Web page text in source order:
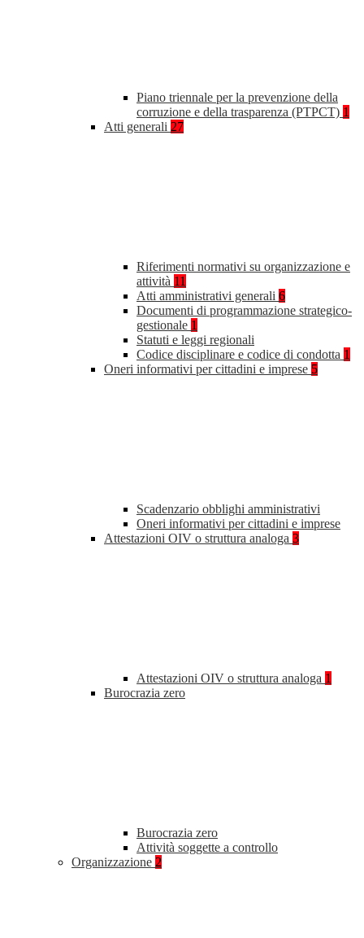
Piano triennale per la prevenzione della
corruzione e della trasparenza (PTPCT) 1
Atti generali 27
Riferimenti normativi su organizzazione e
attività 11
Atti amministrativi generali 6
Documenti di programmazione strategico-
gestionale 1
Statuti e leggi regionali
Codice disciplinare e codice di condotta 1
Oneri informativi per cittadini e imprese 5
Scadenzario obblighi amministrativi
Oneri informativi per cittadini e imprese
Attestazioni OIV o struttura analoga 3
Attestazioni OIV o struttura analoga 1
Burocrazia zero
Burocrazia zero
Attività soggette a controllo
Organizzazione 2